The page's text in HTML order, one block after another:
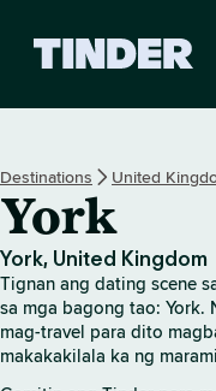
r
m
e
Destinations United
York
York, United Kingdom
Tignan ang dating scene
sa mga bagong tao:
mag-travel para dito
makakakilala ka ng